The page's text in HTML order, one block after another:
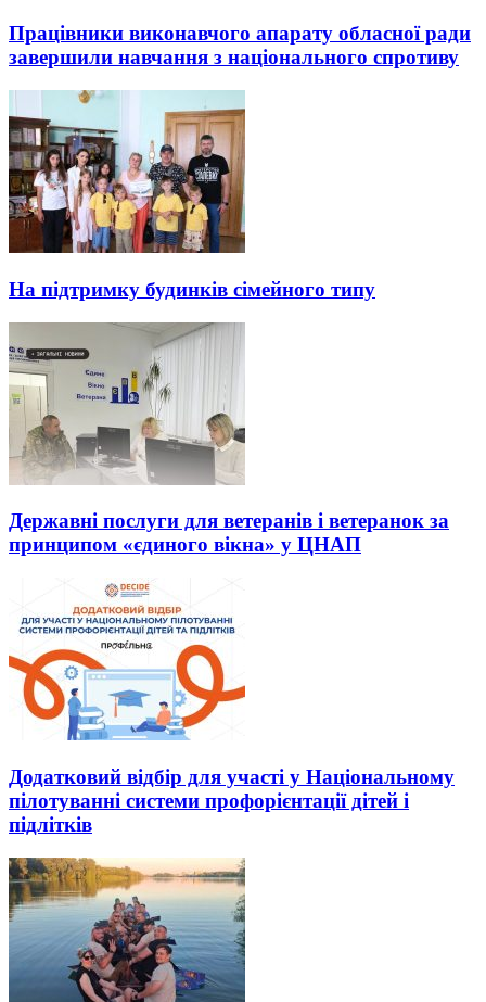
Працівники виконавчого апарату обласної ради
завершили навчання з національного спротиву
На підтримку будинків сімейного типу
Державні послуги для ветеранів і ветеранок за
принципом «єдиного вікна» у ЦНАП
Додатковий відбір для участі у Національному
пілотуванні системи профорієнтації дітей і
підлітків